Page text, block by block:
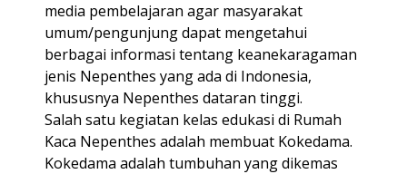
media pembelajaran agar masyarakat
umum/pengunjung dapat mengetahui
berbagai informasi tentang keanekaragaman
jenis Nepenthes yang ada di Indonesia,
khususnya Nepenthes dataran tinggi.
Salah satu kegiatan kelas edukasi di Rumah
Kaca Nepenthes adalah membuat Kokedama.
Kokedama adalah tumbuhan yang dikemas